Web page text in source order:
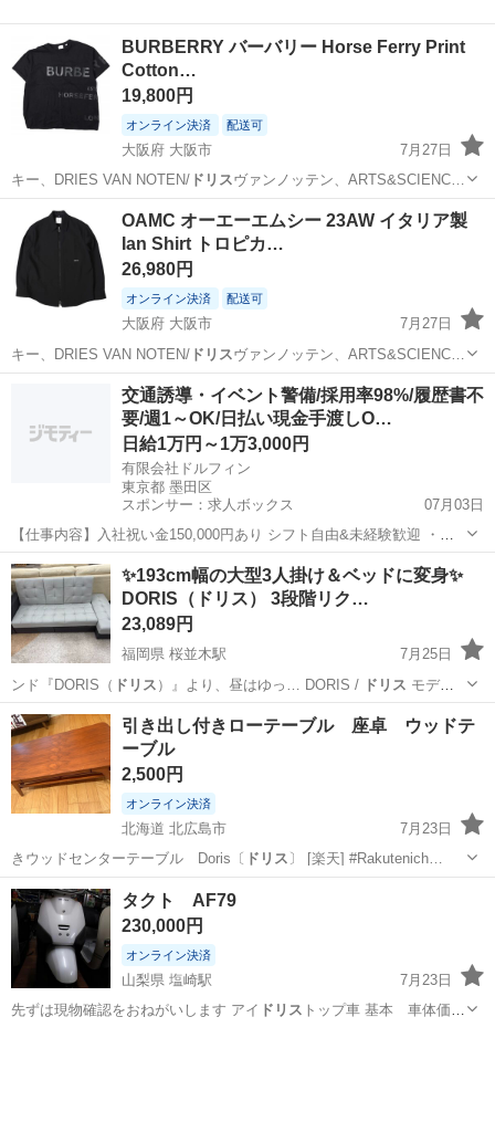
BURBERRY バーバリー Horse Ferry Print
Cotton…
19,800円
オンライン決済 配送可
大阪府 大阪市
7月27日
キー、DRIES VAN NOTEN/ドリスヴァンノッテン、ARTS&SCIENC…
大阪 Tシャツ
OAMC オーエーエムシー 23AW イタリア製
Ian Shirt トロピカ…
26,980円
オンライン決済 配送可
大阪府 大阪市
7月27日
キー、DRIES VAN NOTEN/ドリスヴァンノッテン、ARTS&SCIENC…
シャツ
交通誘導・イベント警備/採用率98%/履歴書不
要/週1～OK/日払い現金手渡しO…
日給1万円～1万3,000円
有限会社ドルフィン
東京都 墨田区
スポンサー：求人ボックス
07月03日
【仕事内容】入社祝い金150,000円あり シフト自由&未経験歓迎
・直
行直帰OK ・一部車・自転車・バイク通勤OK ・週1～OK ・日払い・
週払いOK、現金手渡しも可能です! <仕事内容> 建築・土木工事現場
で...
アルバイト・パート
✨193cm幅の大型3人掛け＆ベッドに変身✨
DORIS（ドリス） 3段階リク…
23,089円
福岡県 桜並木駅
7月25日
ンド『DORIS（ ドリス ）』より、昼はゆっ… DORIS / ドリス
名：…
福岡 大野城市 桜並木駅
引き出し付きローテーブル 座卓 ウッドテ
ーブル
2,500円
オンライン決済
北海道 北広島市
7月23日
きウッドセンターテーブル Doris〔 ドリス 〕 [楽天] #Rakutenich…
北海道 北広島市 テーブル
タクト AF79
230,000円
オンライン決済
山梨県 塩崎駅
7月23日
先ずは現物確認をおねがいします アイ ドリス トップ車 基本 車体価格